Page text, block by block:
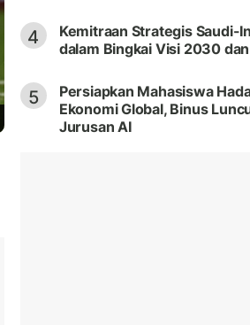
4
Kemitraan Strategis Saudi-
dalam Bingkai Visi 2030
5
Persiapkan Mahasiswa
Ekonomi Global, Binus
Jurusan AI